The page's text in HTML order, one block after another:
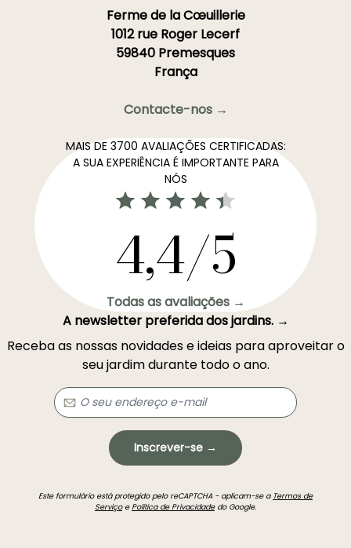
Ferme de la Cœuillerie
1012 rue Roger Lecerf
59840 Premesques
França
Contacte-nos →
MAIS DE 3700 AVALIAÇÕES CERTIFICADAS:
A SUA EXPERIÊNCIA É IMPORTANTE PARA
NÓS
4,4/5
Todas as avaliações →
A newsletter preferida dos jardins. →
Receba as nossas novidades e ideias para aproveitar o
seu jardim durante todo o ano.
Inscrever-se →
Este formulário está protegido pelo reCAPTCHA - aplicam-se a Termos de
ServiçoePolítica de Privacidadedo Google.